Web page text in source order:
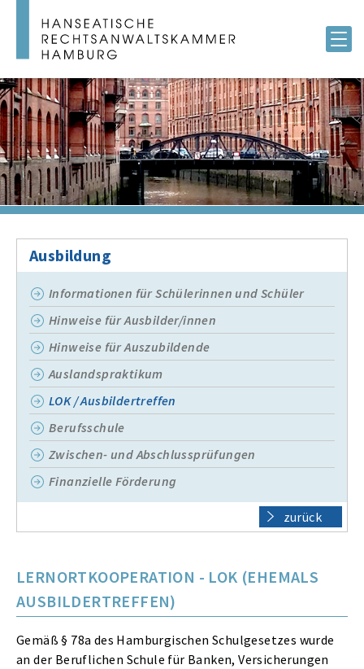
Ausbildung
Informationen für Schülerinnen und Schüler
Hinweise für Ausbilder/innen
Hinweise für Auszubildende
Auslandspraktikum
LOK / Ausbildertreffen
Berufsschule
Zwischen- und Abschlussprüfungen
Finanzielle Förderung
zurück
LERNORTKOOPERATION - LOK (EHEMALS
AUSBILDERTREFFEN)
Gemäß § 78a des Hamburgischen Schulgesetzes wurde
an der Beruflichen Schule für Banken, Versicherungen